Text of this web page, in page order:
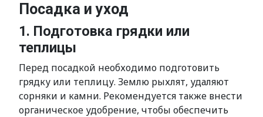
Посадка и уход
1. Подготовка грядки или
теплицы
Перед посадкой необходимо подготовить
грядку или теплицу. Землю рыхлят, удаляют
сорняки и камни. Рекомендуется также внести
органическое удобрение, чтобы обеспечить